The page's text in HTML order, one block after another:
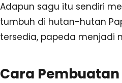
Adapun sagu itu sendiri
tumbuh di hutan-hutan
tersedia, papeda menjadi
Cara